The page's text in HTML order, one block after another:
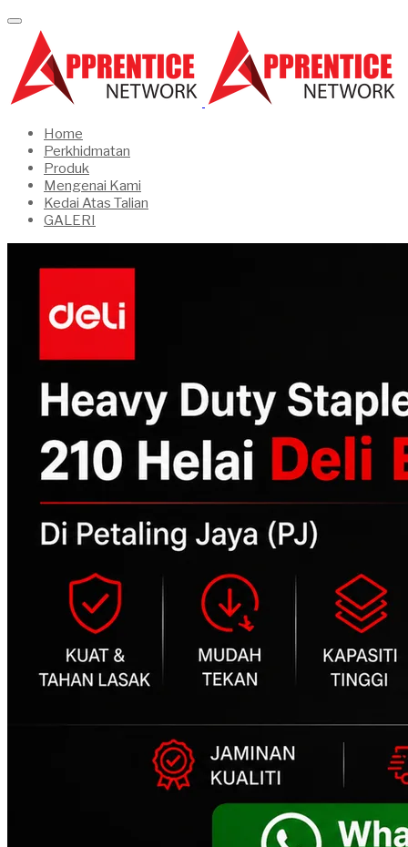
Home
Perkhidmatan
Produk
Mengenai Kami
Kedai Atas Talian
GALERI